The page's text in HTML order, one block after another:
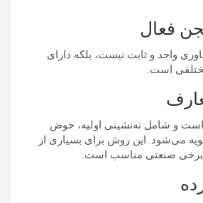
لجن فعال
واحد و ثابت نیست، بلکه دارای
است.
و شامل ته‌نشینی اولیه، حوض
می‌شود. این روش برای بسیاری از
صنعتی مناسب است.